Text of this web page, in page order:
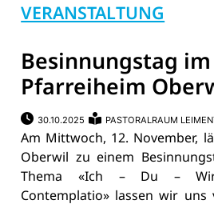
VERANSTALTUNG
Besinnungstag im
Pfarreiheim
30.10.2025 PASTORALRAUM
Am Mittwoch, 12. November,
Oberwil zu einem
Thema «Ich – Du –
Contemplatio» lassen wir